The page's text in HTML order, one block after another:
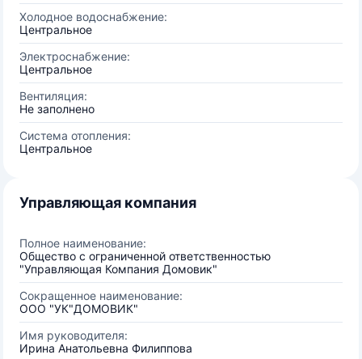
Холодное водоснабжение:
Центральное
Электроснабжение:
Центральное
Вентиляция:
Не заполнено
Система отопления:
Центральное
Управляющая компания
Полное наименование:
Общество с ограниченной ответственностью
"Управляющая Компания Домовик"
Сокращенное наименование:
ООО "УК"ДОМОВИК"
Имя руководителя:
Ирина Анатольевна Филиппова